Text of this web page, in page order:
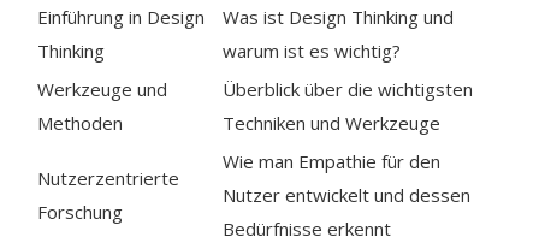
Einführung in Design
Thinking
Was ist Design Thinking und
warum ist es wichtig?
Werkzeuge und
Methoden
Überblick über die wichtigsten
Techniken und Werkzeuge
Nutzerzentrierte
Forschung
Wie man Empathie für den
Nutzer entwickelt und dessen
Bedürfnisse erkennt